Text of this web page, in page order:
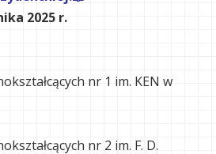
2025 r.
nr 1 im. KEN w
nr 2 im. F. D.